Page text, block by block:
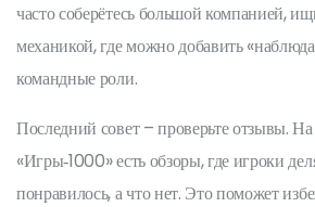
часто соберётесь большой компанией,
механикой, где можно добавить
командные роли.
Последний совет – проверьте отзывы.
«Игры‑1000» есть обзоры, где игроки
понравилось, а что нет. Это поможет